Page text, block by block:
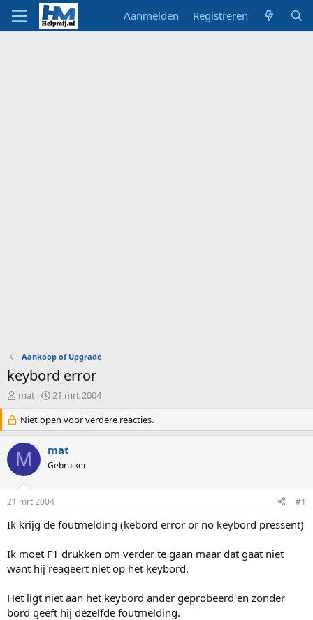
Aanmelden Registreren
Aankoop of Upgrade
keybord error
O
d
e
r
w
e
s
t
a
t
e
mat
S
a
r
d
a
m
21 mrt 2004
Niet open voor verdere reacties.
M mat
Gebruiker
21 mrt 2004 #1
Ik krijg de foutmelding (kebord error or no keybord pressent)
Ik moet F1 drukken om verder te gaan maar dat gaat niet
want hij reageert niet op het keybord.
Het ligt niet aan het keybord ander geprobeerd en zonder
bord geeft hij dezelfde foutmelding.